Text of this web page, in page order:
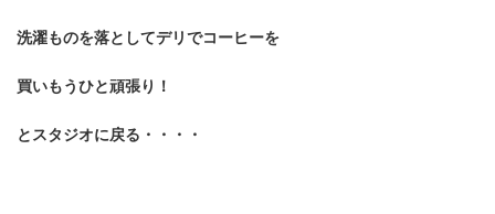
洗濯ものを落としてデリでコーヒーを
買いもうひと頑張り！
とスタジオに戻る・・・・